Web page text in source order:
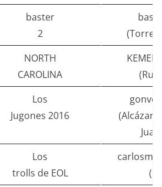
baster
2
NORTH
CAROLINA
Los
Jugones 2016
(Alcázar
Los
trolls de EOL
()